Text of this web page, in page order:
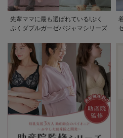
先輩ママに最も選ばれている!ぷく
ぷくダブルガーゼパジャマシリーズ